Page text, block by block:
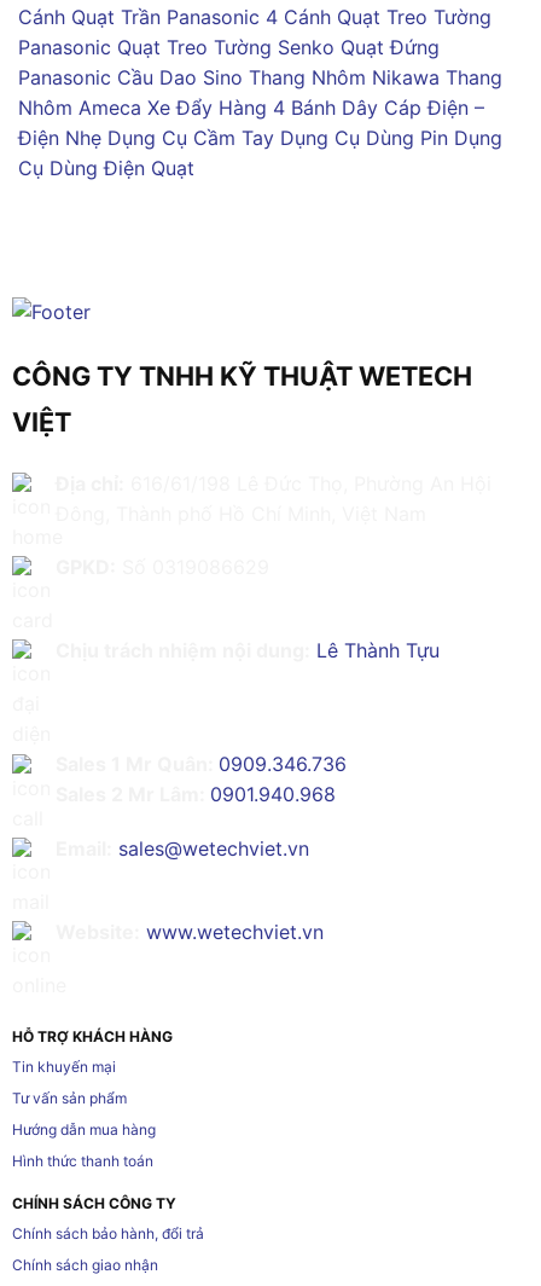
Cánh Quạt Trần Panasonic 4 Cánh Quạt Treo Tường
Panasonic Quạt Treo Tường Senko Quạt Đứng
Panasonic Cầu Dao Sino Thang Nhôm Nikawa Thang
Nhôm Ameca Xe Đẩy Hàng 4 Bánh Dây Cáp Điện –
Điện Nhẹ Dụng Cụ Cầm Tay Dụng Cụ Dùng Pin Dụng
Cụ Dùng Điện Quạt
CÔNG TY TNHH KỸ THUẬT WETECH
VIỆT
Lê Thành Tựu
0909.346.736
0901.940.968
sales@wetechviet.vn
www.wetechviet.vn
HỖ TRỢ KHÁCH HÀNG
Tin khuyến mại
Tư vấn sản phẩm
Hướng dẫn mua hàng
Hình thức thanh toán
CHÍNH SÁCH CÔNG TY
Chính sách bảo hành, đổi trả
Chính sách giao nhận